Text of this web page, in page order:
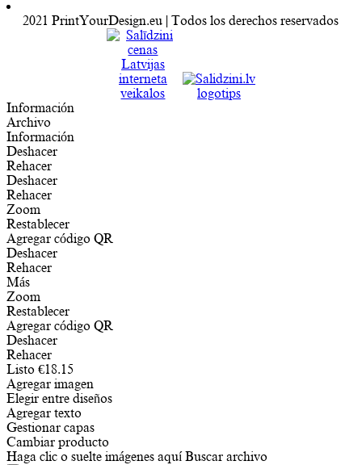
2021 PrintYourDesign.eu | Todos los derechos reservados
Información
Archivo
Información
Deshacer
Rehacer
Deshacer
Rehacer
Zoom
Restablecer
Agregar código QR
Deshacer
Rehacer
Más
Zoom
Restablecer
Agregar código QR
Deshacer
Rehacer
Listo €18.15
Agregar imagen
Elegir entre diseños
Agregar texto
Gestionar capas
Cambiar producto
Haga clic o suelte imágenes aquí Buscar archivo